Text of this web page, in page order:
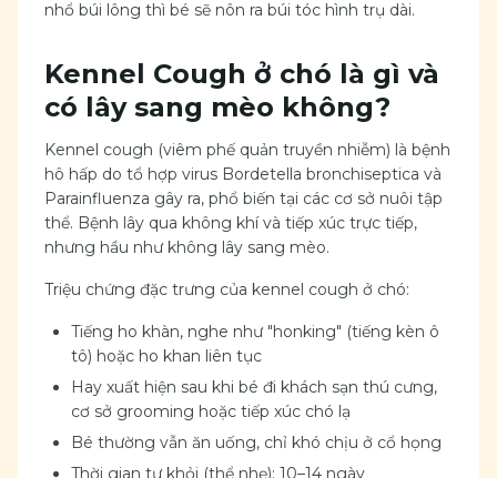
nhổ búi lông thì bé sẽ nôn ra búi tóc hình trụ dài.
Kennel Cough ở chó là gì và
có lây sang mèo không?
Kennel cough (viêm phế quản truyền nhiễm) là bệnh
hô hấp do tổ hợp virus Bordetella bronchiseptica và
Parainfluenza gây ra, phổ biến tại các cơ sở nuôi tập
thể. Bệnh lây qua không khí và tiếp xúc trực tiếp,
nhưng hầu như không lây sang mèo.
Triệu chứng đặc trưng của kennel cough ở chó:
Tiếng ho khàn, nghe như "honking" (tiếng kèn ô
tô) hoặc ho khan liên tục
Hay xuất hiện sau khi bé đi khách sạn thú cưng,
cơ sở grooming hoặc tiếp xúc chó lạ
Bé thường vẫn ăn uống, chỉ khó chịu ở cổ họng
Thời gian tự khỏi (thể nhẹ): 10–14 ngày